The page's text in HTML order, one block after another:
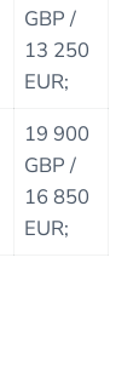
GBP /
13 250
EUR;
19 900
GBP /
16 850
EUR;